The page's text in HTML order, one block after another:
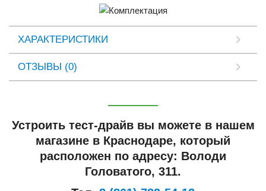
ХАРАКТЕРИСТИКИ
ОТЗЫВЫ (0)
Устроить тест-драйв вы можете в нашем
магазине в Краснодаре, который
расположен по адресу: Володи
Головатого, 311.